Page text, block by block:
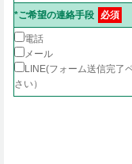
*ご希望の連絡手段 必須
電話
メール
LINE(フォーム送信完了
さい）